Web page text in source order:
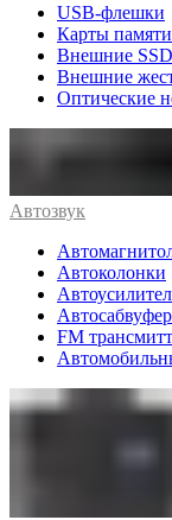
USB-флешки
Карты памяти
Внешние
Внешние
Оптические
Автозвук
Автоколонки
FM